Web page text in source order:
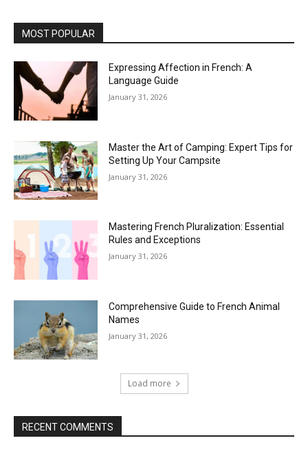
MOST POPULAR
Expressing Affection in French: A
Language Guide
January 31, 2026
Master the Art of Camping: Expert Tips for
Setting Up Your Campsite
January 31, 2026
Mastering French Pluralization: Essential
Rules and Exceptions
January 31, 2026
Comprehensive Guide to French Animal
Names
January 31, 2026
Load more
RECENT COMMENTS